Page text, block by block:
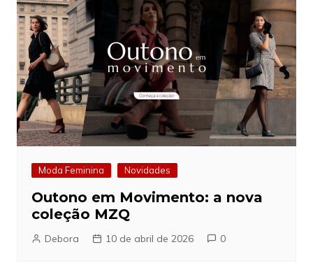
Moda Feminina Novidades
Outono em Movimento: a nova
coleção MZQ
Debora 10 de abril de 2026 0